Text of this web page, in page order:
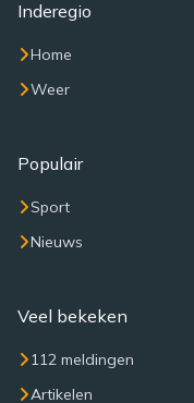
Inderegio
Home
Weer
Populair
Sport
Nieuws
Veel bekeken
112 meldingen
Artikelen